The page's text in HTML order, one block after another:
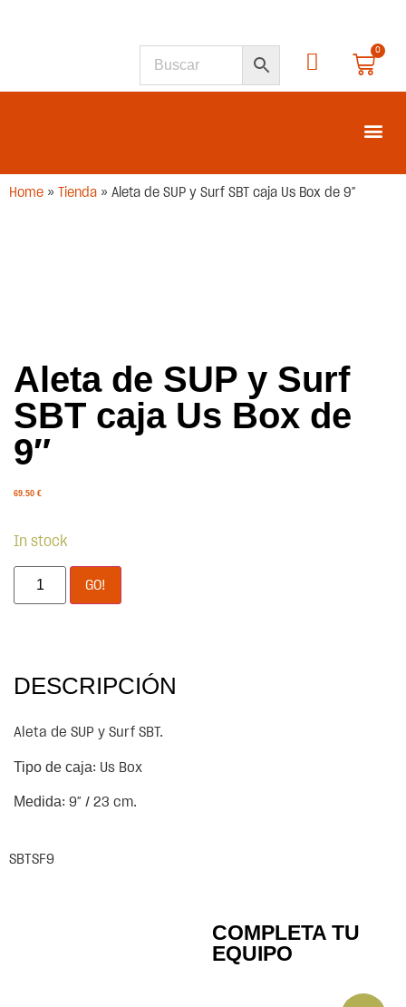
0
Home » Tienda » Aleta de SUP y Surf SBT caja Us Box de 9″
Aleta de SUP y Surf
SBT caja Us Box de
9″
69.50 €
In stock
GO!
DESCRIPCIÓN
Aleta de SUP y Surf SBT.
Tipo de caja: Us Box
Medida: 9″ / 23 cm.
SBTSF9
COMPLETA TU
EQUIPO